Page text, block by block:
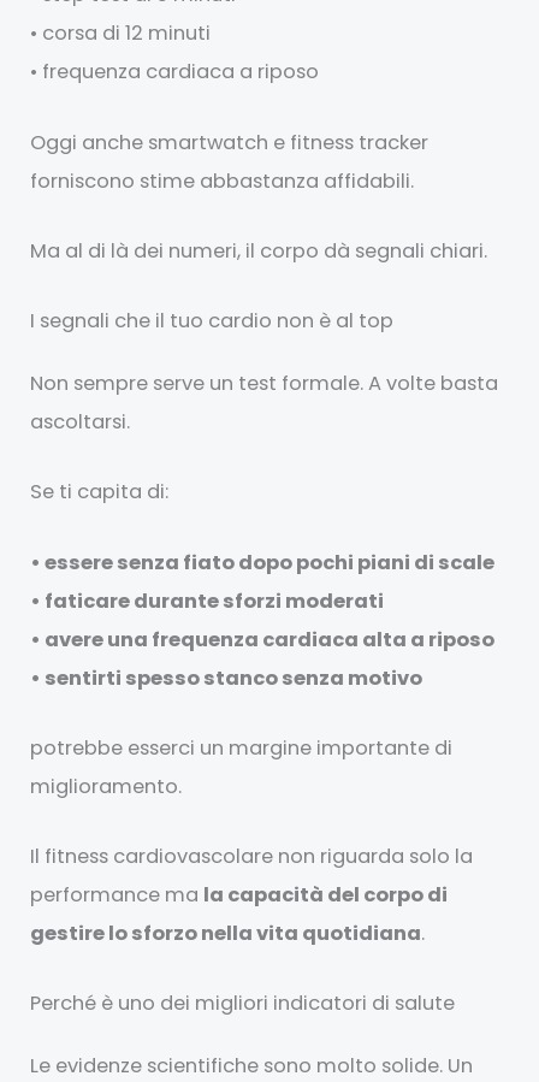
• corsa di 12 minuti
• frequenza cardiaca a riposo
Oggi anche smartwatch e fitness tracker
forniscono stime abbastanza affidabili.
Ma al di là dei numeri, il corpo dà segnali chiari.
I segnali che il tuo cardio non è al top
Non sempre serve un test formale. A volte basta
ascoltarsi.
Se ti capita di:
• essere senza fiato dopo pochi piani di scale
• faticare durante sforzi moderati
• avere una frequenza cardiaca alta a riposo
• sentirti spesso stanco senza motivo
potrebbe esserci un margine importante di
miglioramento.
Il fitness cardiovascolare non riguarda solo la
performance ma la capacità del corpo di
gestire lo sforzo nella vita quotidiana.
Perché è uno dei migliori indicatori di salute
Le evidenze scientifiche sono molto solide. Un